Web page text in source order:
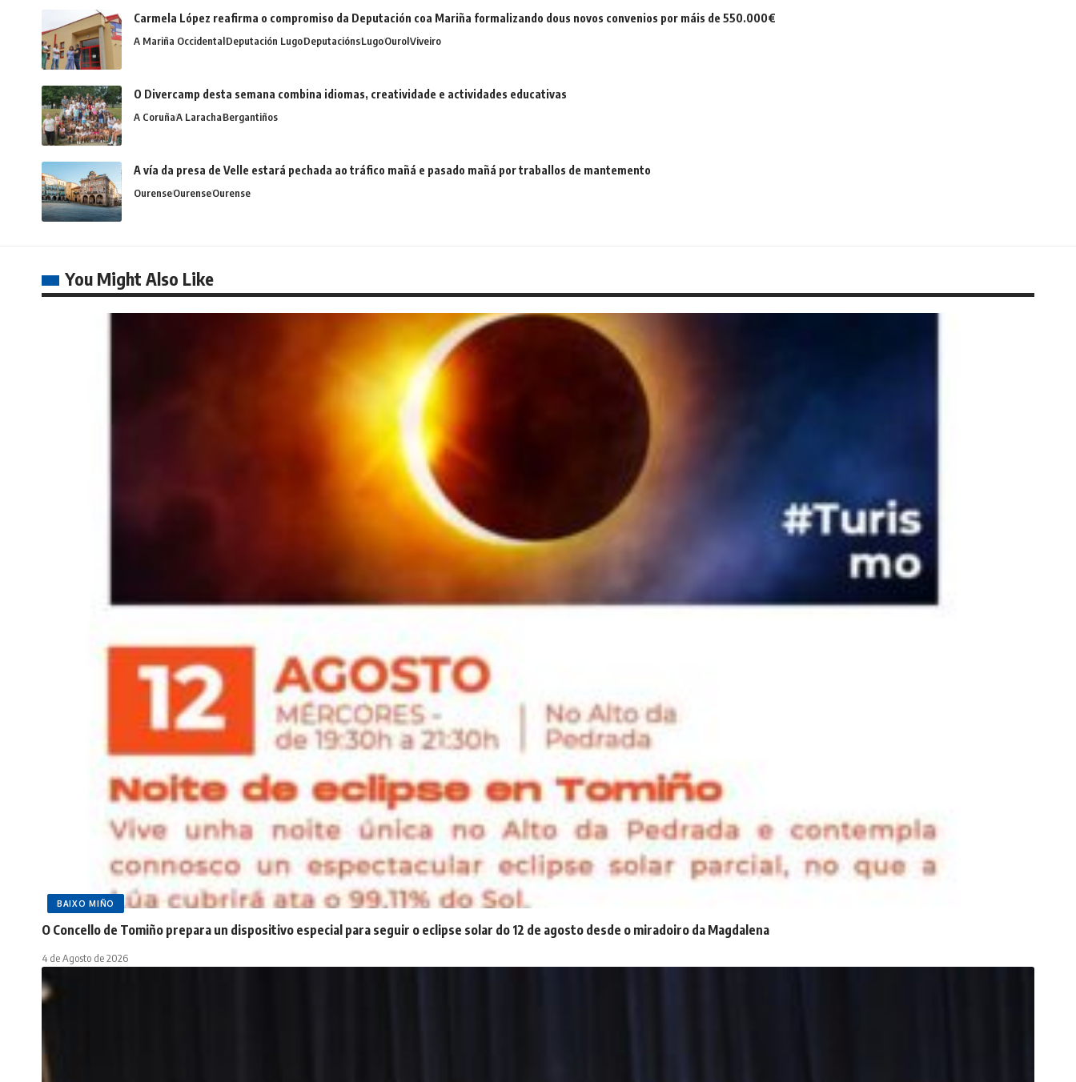
Carmela López reafirma o compromiso da Deputación coa Mariña formalizando dous novos convenios por máis de 550.000€
A Mariña OccidentalDeputación LugoDeputaciónsLugoOurolViveiro
O Divercamp desta semana combina idiomas, creatividade e actividades educativas
A CoruñaA LarachaBergantiños
A vía da presa de Velle estará pechada ao tráfico mañá e pasado mañá por traballos de mantemento
OurenseOurenseOurense
You Might Also Like
BAIXO MIÑO
O Concello de Tomiño prepara un dispositivo especial para seguir o eclipse solar do 12 de agosto desde o miradoiro da Magdalena
4 de Agosto de 2026